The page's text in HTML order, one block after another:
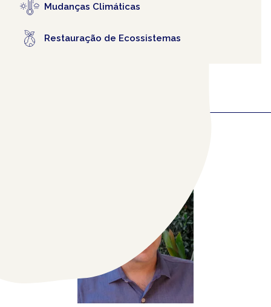
Mudanças Climáticas
Restauração de Ecossistemas